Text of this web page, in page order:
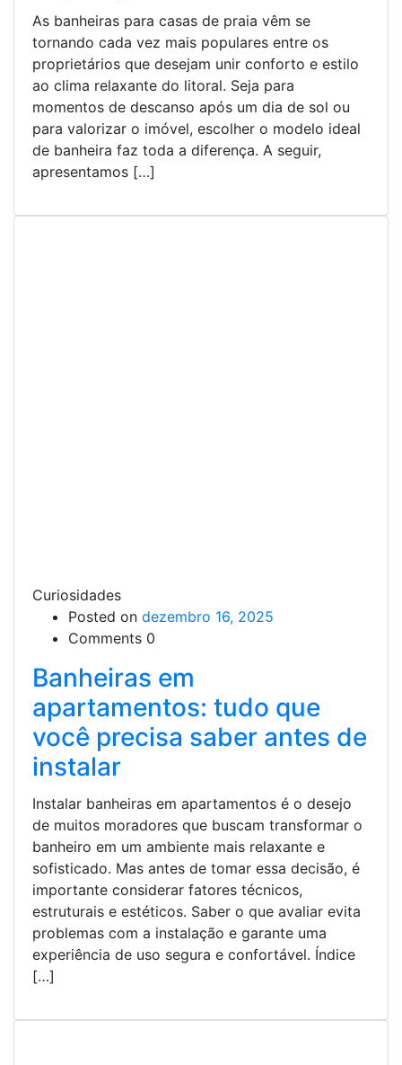
As banheiras para casas de praia vêm se
tornando cada vez mais populares entre os
proprietários que desejam unir conforto e estilo
ao clima relaxante do litoral. Seja para
momentos de descanso após um dia de sol ou
para valorizar o imóvel, escolher o modelo ideal
de banheira faz toda a diferença. A seguir,
apresentamos […]
Curiosidades
Posted on dezembro 16, 2025
Comments 0
Banheiras em
apartamentos: tudo que
você precisa saber antes de
instalar
Instalar banheiras em apartamentos é o desejo
de muitos moradores que buscam transformar o
banheiro em um ambiente mais relaxante e
sofisticado. Mas antes de tomar essa decisão, é
importante considerar fatores técnicos,
estruturais e estéticos. Saber o que avaliar evita
problemas com a instalação e garante uma
experiência de uso segura e confortável. Índice
[…]